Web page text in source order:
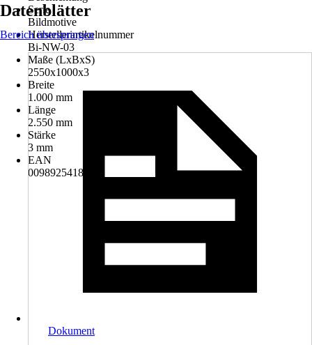
Serie
Bildmotive
Herstellerartikelnummer
Bi-NW-03
Maße (LxBxS)
2550x1000x3
Breite
1.000 mm
Länge
2.550 mm
Stärke
3 mm
EAN
0098925418789
Datenblätter
Bereich überspringen
Dokument